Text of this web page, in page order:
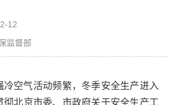
12
监督部
冷空气活动频繁，冬季安全生产进入
彻北京市委、市政府关于安全生产工